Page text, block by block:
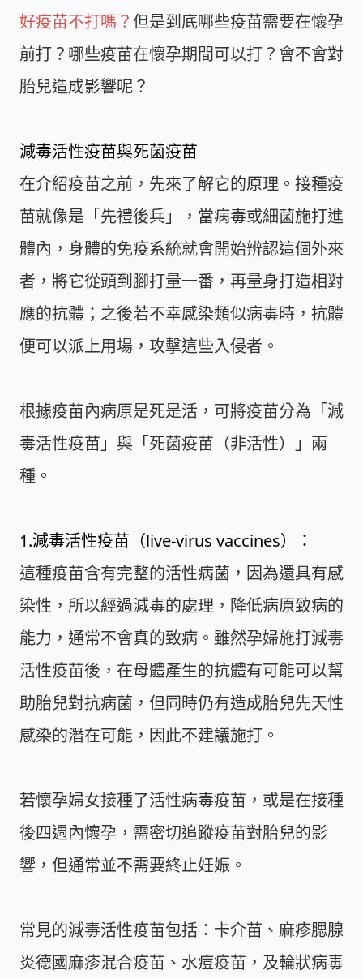
好疫苗不打嗎？但是到底哪些疫苗需要在懷孕
前打？哪些疫苗在懷孕期間可以打？會不會對
胎兒造成影響呢？
減毒活性疫苗與死菌疫苗
在介紹疫苗之前，先來了解它的原理。接種疫
苗就像是「先禮後兵」，當病毒或細菌施打進
體內，身體的免疫系統就會開始辨認這個外來
者，將它從頭到腳打量一番，再量身打造相對
應的抗體；之後若不幸感染類似病毒時，抗體
便可以派上用場，攻擊這些入侵者。
根據疫苗內病原是死是活，可將疫苗分為「減
毒活性疫苗」與「死菌疫苗（非活性）」兩
種。
1.減毒活性疫苗（live-virus vaccines）：
這種疫苗含有完整的活性病菌，因為還具有感
染性，所以經過減毒的處理，降低病原致病的
能力，通常不會真的致病。雖然孕婦施打減毒
活性疫苗後，在母體產生的抗體有可能可以幫
助胎兒對抗病菌，但同時仍有造成胎兒先天性
感染的潛在可能，因此不建議施打。
若懷孕婦女接種了活性病毒疫苗，或是在接種
後四週內懷孕，需密切追蹤疫苗對胎兒的影
響，但通常並不需要終止妊娠。
常見的減毒活性疫苗包括：卡介苗、麻疹腮腺
炎德國麻疹混合疫苗、水痘疫苗，及輪狀病毒